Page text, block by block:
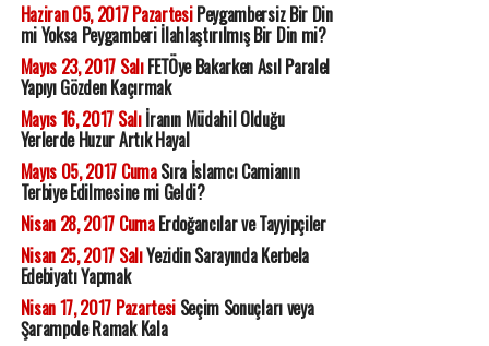
Haziran 05, 2017 PazartesiPeygambersiz Bir Din
mi Yoksa Peygamberi İlahlaştırılmış Bir Din mi?
Mayıs 23, 2017 SalıFETÖye Bakarken Asıl Paralel
Yapıyı Gözden Kaçırmak
Mayıs 16, 2017 Salıİranın Müdahil Olduğu
Yerlerde Huzur Artık Hayal
Mayıs 05, 2017 CumaSıra İslamcı Camianın
Terbiye Edilmesine mi Geldi?
Nisan 28, 2017 CumaErdoğancılar ve Tayyipçiler
Nisan 25, 2017 SalıYezidin Sarayında Kerbela
Edebiyatı Yapmak
Nisan 17, 2017 PazartesiSeçim Sonuçları veya
Şarampole Ramak Kala